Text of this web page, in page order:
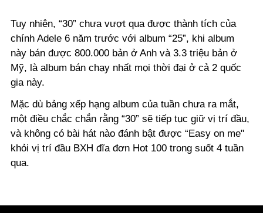
Tuy nhiên, “30” chưa vượt qua được thành tích của
chính Adele 6 năm trước với album “25”, khi album
này bán được 800.000 bản ở Anh và 3.3 triệu bản ở
Mỹ, là album bán chạy nhất mọi thời đại ở cả 2 quốc
gia này.
Mặc dù bảng xếp hạng album của tuần chưa ra mắt,
một điều chắc chắn rằng “30” sẽ tiếp tục giữ vị trí đầu,
và không có bài hát nào đánh bật được “Easy on me"
khỏi vị trí đầu BXH đĩa đơn Hot 100 trong suốt 4 tuần
qua.